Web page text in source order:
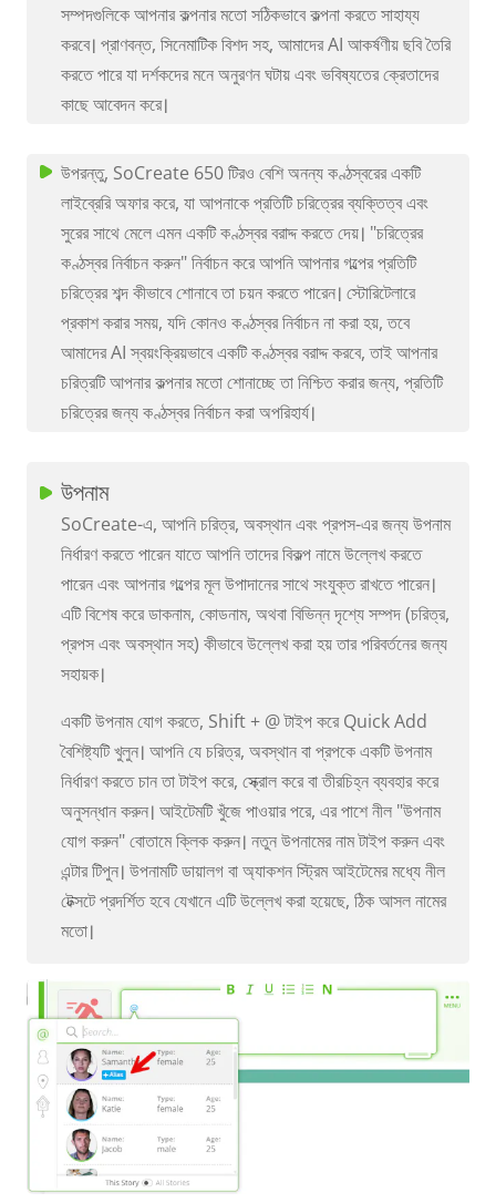
সম্পদগুলিকে আপনার কল্পনার মতো সঠিকভাবে কল্পনা করতে সাহায্য
করবে। প্রাণবন্ত, সিনেমাটিক বিশদ সহ, আমাদের AI আকর্ষণীয় ছবি তৈরি
করতে পারে যা দর্শকদের মনে অনুরণন ঘটায় এবং ভবিষ্যতের ক্রেতাদের
কাছে আবেদন করে।
উপরন্তু, SoCreate 650 টিরও বেশি অনন্য কণ্ঠস্বরের একটি
লাইব্রেরি অফার করে, যা আপনাকে প্রতিটি চরিত্রের ব্যক্তিত্ব এবং
সুরের সাথে মেলে এমন একটি কণ্ঠস্বর বরাদ্দ করতে দেয়। "চরিত্রের
কণ্ঠস্বর নির্বাচন করুন" নির্বাচন করে আপনি আপনার গল্পের প্রতিটি
চরিত্রের শব্দ কীভাবে শোনাবে তা চয়ন করতে পারেন। স্টোরিটেলারে
প্রকাশ করার সময়, যদি কোনও কণ্ঠস্বর নির্বাচন না করা হয়, তবে
আমাদের AI স্বয়ংক্রিয়ভাবে একটি কণ্ঠস্বর বরাদ্দ করবে, তাই আপনার
চরিত্রটি আপনার কল্পনার মতো শোনাচ্ছে তা নিশ্চিত করার জন্য, প্রতিটি
চরিত্রের জন্য কণ্ঠস্বর নির্বাচন করা অপরিহার্য।
উপনাম
SoCreate-এ, আপনি চরিত্র, অবস্থান এবং প্রপস-এর জন্য উপনাম
নির্ধারণ করতে পারেন যাতে আপনি তাদের বিকল্প নামে উল্লেখ করতে
পারেন এবং আপনার গল্পের মূল উপাদানের সাথে সংযুক্ত রাখতে পারেন।
এটি বিশেষ করে ডাকনাম, কোডনাম, অথবা বিভিন্ন দৃশ্যে সম্পদ (চরিত্র,
প্রপস এবং অবস্থান সহ) কীভাবে উল্লেখ করা হয় তার পরিবর্তনের জন্য
সহায়ক।
একটি উপনাম যোগ করতে, Shift + @ টাইপ করে Quick Add
বৈশিষ্ট্যটি খুলুন। আপনি যে চরিত্র, অবস্থান বা প্রপকে একটি উপনাম
নির্ধারণ করতে চান তা টাইপ করে, স্ক্রোল করে বা তীরচিহ্ন ব্যবহার করে
অনুসন্ধান করুন। আইটেমটি খুঁজে পাওয়ার পরে, এর পাশে নীল "উপনাম
যোগ করুন" বোতামে ক্লিক করুন। নতুন উপনামের নাম টাইপ করুন এবং
এন্টার টিপুন। উপনামটি ডায়ালগ বা অ্যাকশন স্ট্রিম আইটেমের মধ্যে নীল
টেক্সটে প্রদর্শিত হবে যেখানে এটি উল্লেখ করা হয়েছে, ঠিক আসল নামের
মতো।